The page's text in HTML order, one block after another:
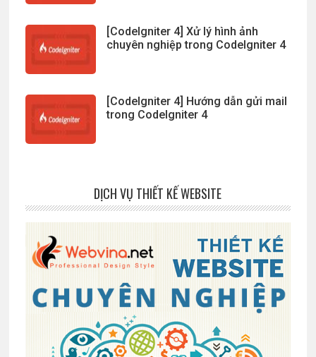
[CodeIgniter 4] Xử lý hình ảnh
chuyên nghiệp trong CodeIgniter 4
[CodeIgniter 4] Hướng dẫn gửi mail
trong CodeIgniter 4
DỊCH VỤ THIẾT KẾ WEBSITE